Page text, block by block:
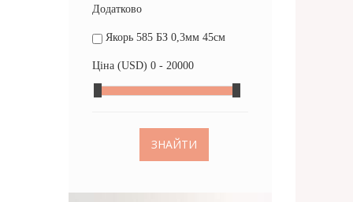
Додатково
Якорь 585 БЗ 0,3мм 45см
Ціна (USD) 0 - 20000
ЗНАЙТИ